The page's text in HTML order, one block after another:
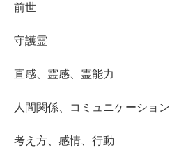
前世
守護霊
直感、霊感、霊能力
人間関係、コミュニケーション
考え方、感情、行動